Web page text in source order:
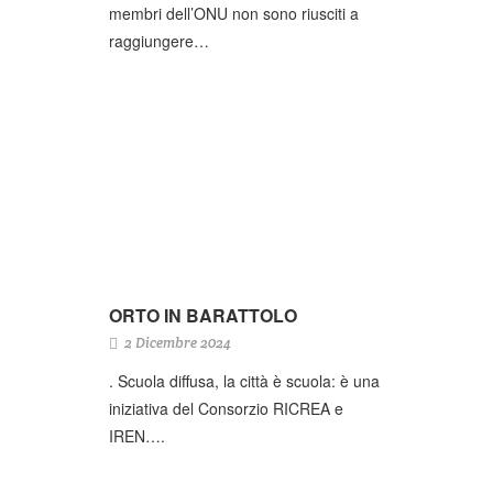
membri dell’ONU non sono riusciti a
raggiungere…
ORTO IN BARATTOLO
2 Dicembre 2024
. Scuola diffusa, la città è scuola: è una
iniziativa del Consorzio RICREA e
IREN….